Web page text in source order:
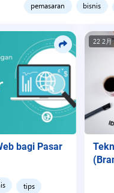
pemasaran bisnis
bagi Pasar
tips
22 2月